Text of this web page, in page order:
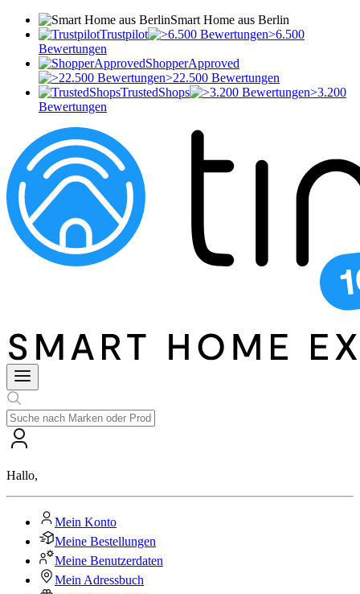
Smart Home aus Berlin
Trustpilot
>6.500
Bewertungen
ShopperApproved
>22.500 Bewertungen
TrustedShops
>3.200
Bewertungen
Hallo,
Mein Konto
Meine Bestellungen
Meine Benutzerdaten
Mein Adressbuch